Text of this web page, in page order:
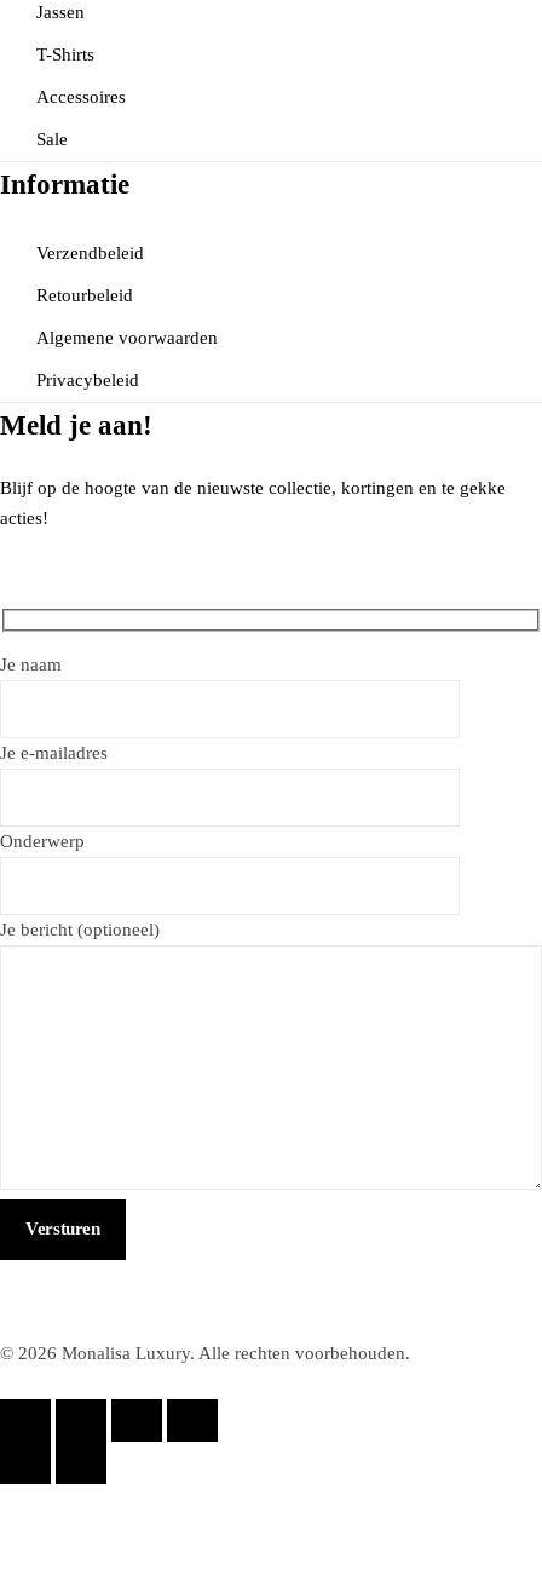
Jassen
T-Shirts
Accessoires
Sale
Informatie
Verzendbeleid
Retourbeleid
Algemene voorwaarden
Privacybeleid
Meld je aan!
Blijf op de hoogte van de nieuwste collectie, kortingen en te gekke
acties!
Je naam
Je e-mailadres
Onderwerp
Je bericht (optioneel)
© 2026 Monalisa Luxury. Alle rechten voorbehouden.